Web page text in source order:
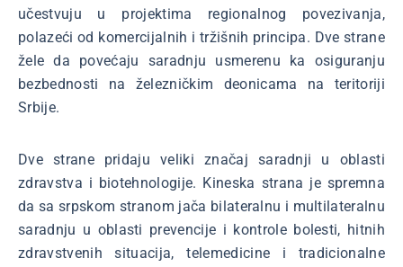
učestvuju u projektima regionalnog povezivanja,
polazeći od komercijalnih i tržišnih principa. Dve strane
žele da povećaju saradnju usmerenu ka osiguranju
bezbednosti na železničkim deonicama na teritoriji
Srbije.
Dve strane pridaju veliki značaj saradnji u oblasti
zdravstva i biotehnologije. Kineska strana je spremna
da sa srpskom stranom jača bilateralnu i multilateralnu
saradnju u oblasti prevencije i kontrole bolesti, hitnih
zdravstvenih situacija, telemedicine i tradicionalne